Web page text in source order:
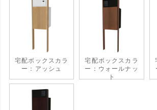
宅配ボックスカラ
ー：アッシュ
宅配ボックスカラ
ー：ウォールナッ
ト